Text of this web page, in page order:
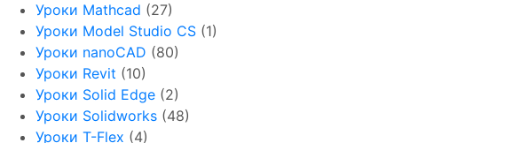
Уроки Mathcad (27)
Уроки Model Studio CS (1)
Уроки nanoCAD (80)
Уроки Revit (10)
Уроки Solid Edge (2)
Уроки Solidworks (48)
Уроки T-Flex (4)